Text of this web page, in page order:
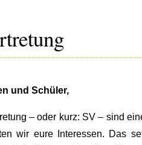
und Schüler,
– oder kurz: SV – sind
wir eure Interessen. Das